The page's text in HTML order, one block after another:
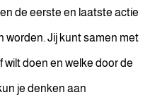
de eerste en laatste actie
worden. Jij kunt samen met
doen en welke door de
je denken aan